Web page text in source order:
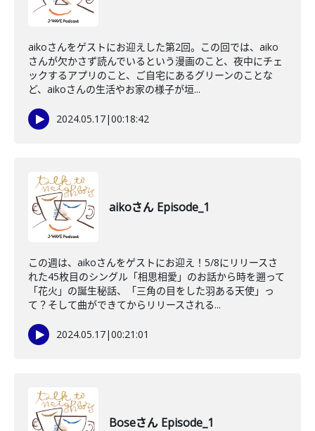
aikoさんをゲストにお迎えした第2回。この回では、aiko
さんが欠かさず読んでいるという漫画のこと、夜中にチェ
ックするアプリのこと、ご自宅にあるグリーンのことな
ど、aikoさんの生活やお家の様子が垣...
2024.05.17|00:18:42
aikoさん Episode_1
この週は、aikoさんをゲストにお迎え！5/8にリリースさ
れた45枚目のシングル「相思相愛」のお話から時を遡って
「花火」の誕生秘話、「三角の目をした羽ある天使」っ
て？そして曲ができてからリリースされる...
2024.05.17|00:21:01
Boseさん Episode_1